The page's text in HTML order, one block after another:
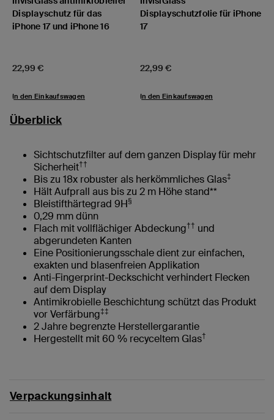
Displayschutz für das
iPhone 17 und iPhone 16
Price:
22,99 €
In den Einkaufswagen
Displayschutzfolie für iPhone
17
Price:
22,99 €
In den Einkaufswagen
Überblick
Sichtschutzfilter auf dem ganzen Display für mehr
Sicherheit††
Bis zu 18x robuster als herkömmliches Glas‡
Hält Aufprall aus bis zu 2 m Höhe stand**
Bleistifthärtegrad 9H§
0,29 mm dünn
Flach mit vollflächiger Abdeckung†† und
abgerundeten Kanten
Eine Positionierungsschale dient zur einfachen,
exakten und blasenfreien Applikation
Anti-Fingerprint-Deckschicht verhindert Flecken
auf dem Display
Antimikrobielle Beschichtung schützt das Produkt
vor Verfärbung‡‡
2 Jahre begrenzte Herstellergarantie
Hergestellt mit 60 % recyceltem Glas†
Verpackungsinhalt